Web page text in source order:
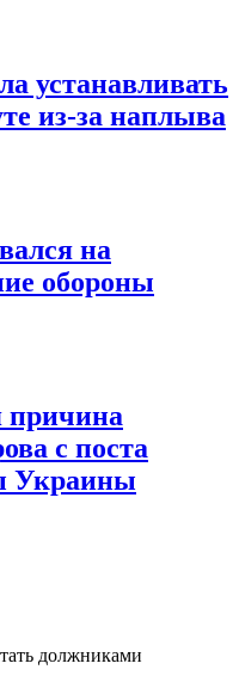
устанавливать
из-за наплыва
на
обороны
причина
с поста
Украины
должниками